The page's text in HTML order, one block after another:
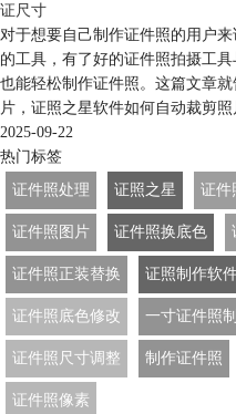
证尺寸
对于想要自己制作证件照的用户
的工具，有了好的证件照拍摄工
也能轻松制作证件照。这篇文章
片，证照之星软件如何自动裁剪照
2025-09-22
热门标签
证件照处理
证照之星 证件
证件照图片 证件照换底色
证件照正装替换 证照制作软
证件照底色修改 一寸证件照
证件照尺寸调整 制作证件照
证件照像素